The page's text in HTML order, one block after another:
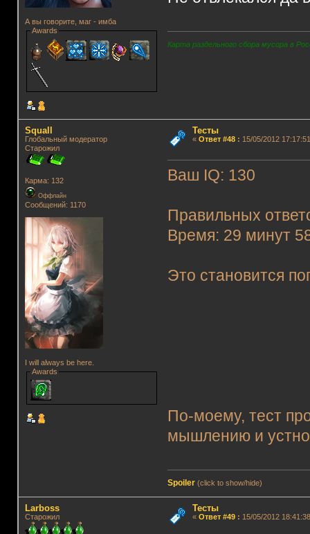
А вы говорите, маг - имба
Awards
Карта раздельного сбора мусора в
Squall
Глобальный модератор
Старожил
Карма: 132
Оффлайн
Сообщений: 1170
I will always be here.
Awards
Тесты
« Ответ #48: 15/05/2012
Ваш IQ: 130
Правильных
Время: 29 минут
Это становится
По-моему, тест
мышлению и
Spoiler (click to show/hide)
Lаrboss
Старожил
Тесты
« Ответ #49: 15/05/2012